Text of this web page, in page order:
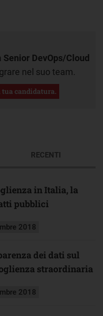
Senior DevOps/Cloud
nel suo team.
candidatura.
in Italia, la
pubblici
2018
dei dati sul
straordinaria
2018
RECENTI